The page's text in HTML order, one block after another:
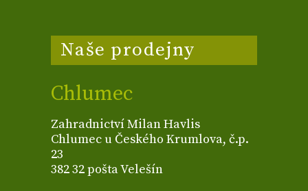
Naše prodejny
Chlumec
Zahradnictví Milan Havlis
Chlumec u Českého Krumlova, č.p.
23
382 32 pošta Velešín